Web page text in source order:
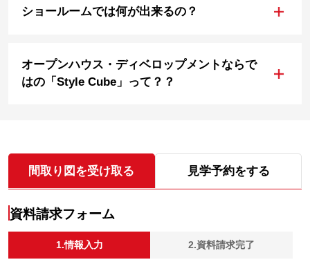
ショールームでは何が出来るの？ +
オープンハウス・ディベロップメントならで
はの「Style Cube」って？？
+
間取り図を受け取る 見学予約をする
資料請求フォーム
1.情報入力 2.資料請求完了